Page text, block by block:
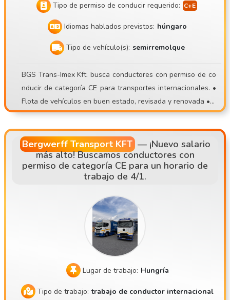
molques Renault T con norma EURO 6 • Aire acondicionad
iento de carril • Vehículos modernos y en perfecto estado
aceptamos solicitudes de personas sin experiencia! Ofrece
mos formación completa. 🤝 Para nosotros es importante te
ner una actitud correcta y un entorno de trabajo normal. Si
estás harto de la carga y descarga, de los puestos precari
os o del trabajo impredecible, ¡únete a un equipo estable!
📞 Inscripciones: 📧 contisettrans@gmail.com 📱 +36 30 53
5 2693 ⚠️ ¡Por favor, solo envía tu solicitud si realmente pu
edes acudir a una entrevista en persona!
Tipo de permiso de conducir requerido:
Idiomas hablados previstos: húngaro
Tipo de vehículo(s): semirremolque
BGS Trans-Imex Kft. busca conductores con permiso de co
nducir de categoría CE para transportes internacionales. •
Flota de vehículos en buen estado, revisada y renovada • 3
2 años de experiencia en el sector del transporte • Salida
desde nuestras instalaciones, con un sistema de conductor
es fijos • Principales rutas: AT, DE, NL, SK, CZ
Bergwerff Transport KFT— ¡Nuevo salario
más alto! Buscamos conductores con
permiso de categoría CE para un horario de
trabajo de 4/1.
Lugar de trabajo: Hungría
Tipo de trabajo: trabajo de conductor internacional